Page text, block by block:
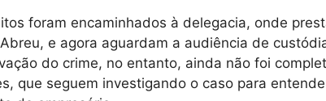
foram encaminhados à delegacia, onde
e agora aguardam a audiência de
do crime, no entanto, ainda não foi
que seguem investigando o caso para